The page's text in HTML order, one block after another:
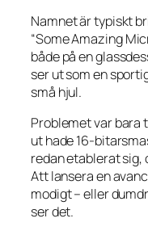
Namnet är typiskt
“Some Amazing
både på en
ser ut som en
små hjul.
Problemet var bara
ut hade 16-
redan etablerat sig,
Att lansera en
modigt – eller
ser det.